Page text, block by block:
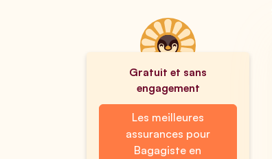
Gratuit et sans
engagement
Les meilleures
assurances pour
Bagagiste en